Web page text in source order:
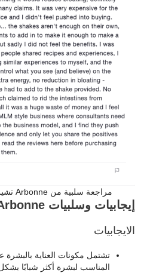
مراجعة سلبية من Arbonne تشير إلى برامج إنقاص الوزن
إيجابيات وسلبيات Arbonne
الايجابيات
تشتمل مكونات العناية بالبشرة
المناسب لبشرة أكثر شبابًا